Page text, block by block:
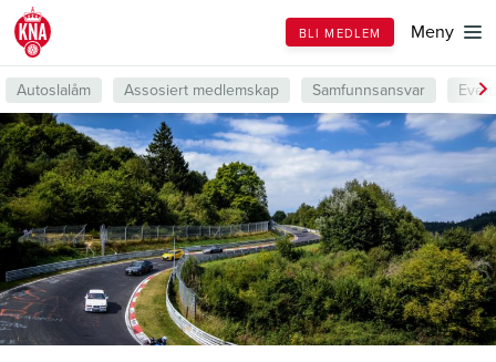
Till
forsiden
BLI MEDLEM Meny
Autoslalåm Assosiert medlemskap Samfunnsansvar